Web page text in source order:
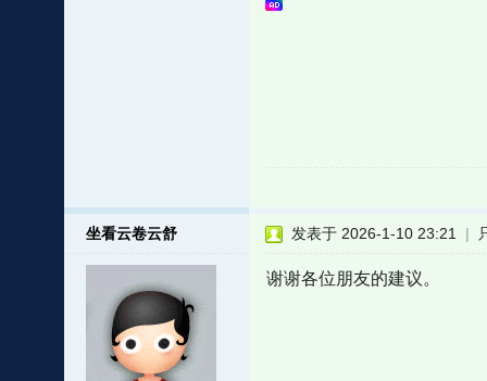
坐看云卷云舒 发表于 2026-1-10 23:21 |
谢谢各位朋友的建议。